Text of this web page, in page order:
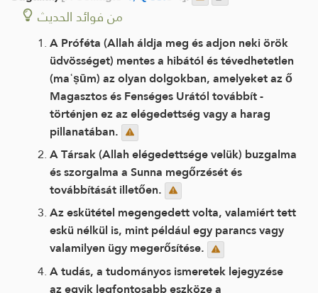
من فوائد الحديث
A Próféta (Allah áldja meg és adjon neki örök
üdvösséget) mentes a hibától és tévedhetetlen
(maʿṣūm) az olyan dolgokban, amelyeket az ő
Magasztos és Fenséges Urától továbbít -
történjen ez az elégedettség vagy a harag
pillanatában.
A Társak (Allah elégedettsége velük) buzgalma
és szorgalma a Sunna megőrzését és
továbbítását illetően.
Az eskütétel megengedett volta, valamiért tett
eskü nélkül is, mint például egy parancs vagy
valamilyen ügy megerősítése.
A tudás, a tudományos ismeretek lejegyzése
az egyik legfontosabb eszköze a